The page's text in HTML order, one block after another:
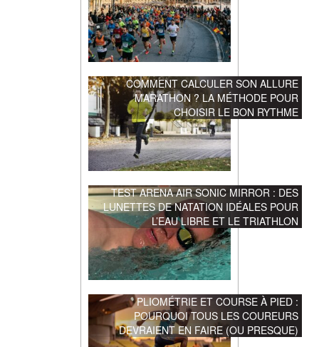
COMMENT CALCULER SON ALLURE
MARATHON ? LA MÉTHODE POUR
CHOISIR LE BON RYTHME
TEST ARENA AIR SONIC MIRROR : DES
LUNETTES DE NATATION IDÉALES POUR
L’EAU LIBRE ET LE TRIATHLON
PLIOMÉTRIE ET COURSE À PIED :
POURQUOI TOUS LES COUREURS
DEVRAIENT EN FAIRE (OU PRESQUE)